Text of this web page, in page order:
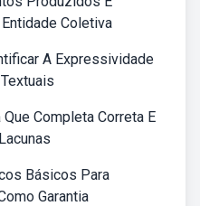
Coletiva
A Expressividade
Completa Correta E
Básicos Para
Garantia